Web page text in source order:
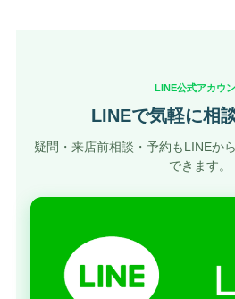
LINE公式アカウ
LINEで気軽に相
疑問・来店前相談・予約もLINEか
できます。